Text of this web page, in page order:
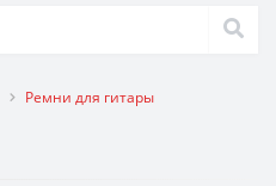
Ремни для гитары